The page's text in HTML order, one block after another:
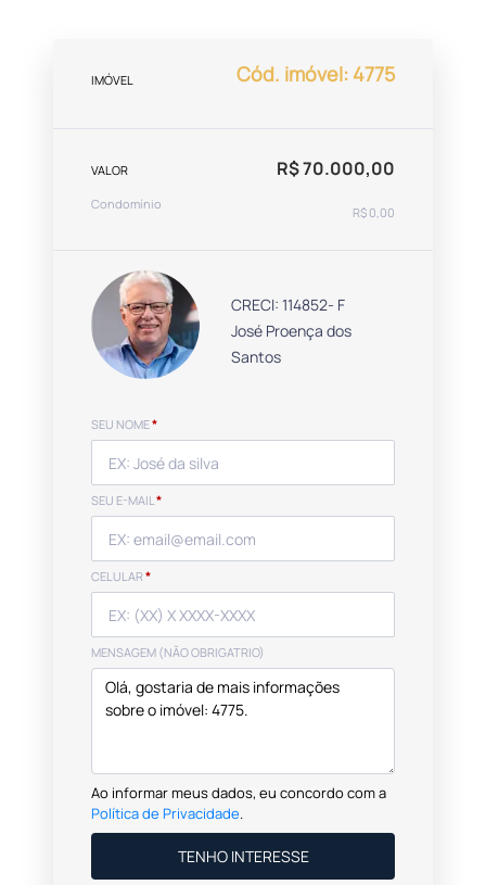
IMÓVEL Cód. imóvel: 4775
VALOR R$ 70.000,00
Condomínio
R$ 0,00
CRECI: 114852- F
José Proença dos
Santos
SEU NOME*
SEU E-MAIL*
CELULAR *
MENSAGEM (NÃO OBRIGATRIO)
Ao informar meus dados, eu concordo com a
Política de Privacidade.
TENHO INTERESSE